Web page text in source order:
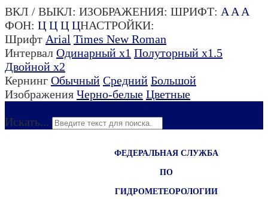
ВКЛ / ВЫКЛ: ИЗОБРАЖЕНИЯ: ШРИФТ: A A A
ФОН: Ц Ц Ц ЦНАСТРОЙКИ:
Шрифт Arial Times New Roman
Интервал Одинарный х1 Полуторный х1.5
Двойной х2
Кернинг Обычный Средний Большой
Изображения Черно-белые Цветные
Искать...
ФЕДЕРАЛЬНАЯ СЛУЖБА
ПО
ГИДРОМЕТЕОРОЛОГИИ